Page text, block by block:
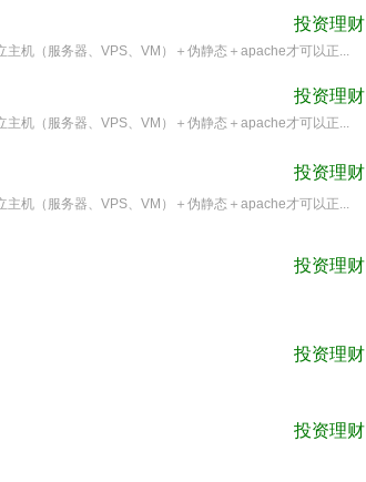
投资理财
机（服务器、VPS、VM）＋伪静态＋apache才可以正...
投资理财
机（服务器、VPS、VM）＋伪静态＋apache才可以正...
投资理财
机（服务器、VPS、VM）＋伪静态＋apache才可以正...
投资理财
投资理财
投资理财